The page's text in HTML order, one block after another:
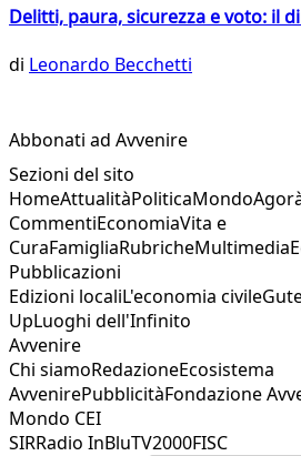
Delitti, paura, sicurezza e voto: il
di Leonardo Becchetti
Abbonati ad Avvenire
Sezioni del sito
HomeAttualitàPoliticaMondo
CommentiEconomiaVita e
CuraFamigliaRubricheMultimedia
Pubblicazioni
Edizioni localiL'economia civile
UpLuoghi dell'Infinito
Avvenire
Chi siamoRedazioneEcosistema
AvvenirePubblicitàFondazione
Mondo CEI
SIRRadio InBluTV2000FISC